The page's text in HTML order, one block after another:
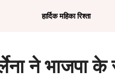
हार्दिक महिका रिश्ता
ने भाजपा के